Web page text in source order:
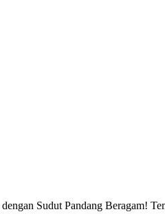
Sudut Pandang Beragam!